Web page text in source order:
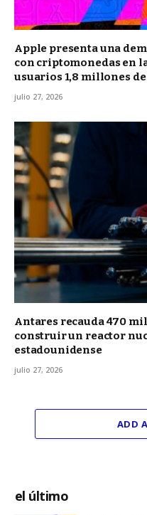
Apple presenta una
con criptomonedas en
usuarios 1,8 millones
julio 27, 2026
Antares recauda 470
construir un reactor
estadounidense
julio 27, 2026
ADD
el último